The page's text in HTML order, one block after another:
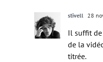
stivell 28
Il suffit de
de la
titrée.